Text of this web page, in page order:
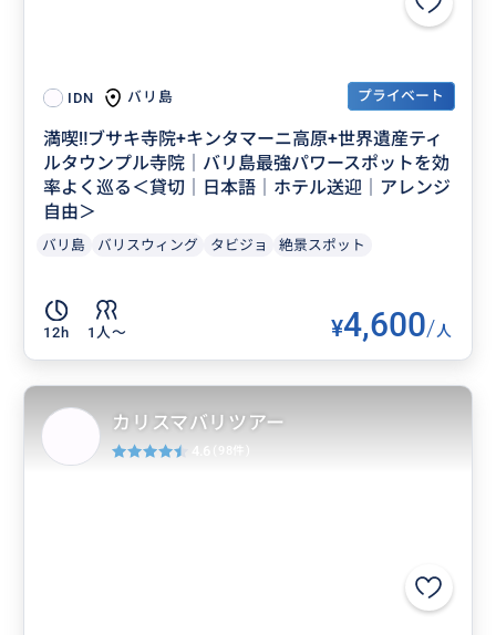
IDN バリ島 プライベート
満喫‼️ブサキ寺院+キンタマーニ高原+世界遺産ティ
ルタウンプル寺院｜バリ島最強パワースポットを効
率よく巡る＜貸切｜日本語｜ホテル送迎｜アレンジ
自由＞
バリ島 バリスウィング タビジョ 絶景スポット
12h 1人〜 ¥4,600/人
カリスマバリツアー
4.6 (98件)